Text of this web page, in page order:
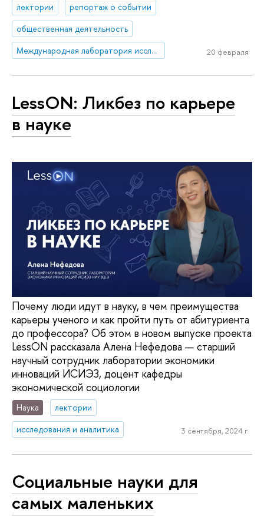
лектории
репортаж о событии
общественная деятельность
Международная лаборатория исследований социальной интеграции
20 февраля
LessON: Ликбез по карьере
в науке
Почему люди идут в науку, в чем преимущества
карьеры ученого и как пройти путь от абитуриента
до профессора? Об этом в новом выпуске проекта
LessON рассказала Алена Нефедова — старший
научный сотрудник лаборатории экономики
инноваций ИСИЭЗ, доцент кафедры
экономической социологии
Наука
лектории
исследования и аналитика
3 сентября, 2024 г.
Социальные науки для
самых маленьких